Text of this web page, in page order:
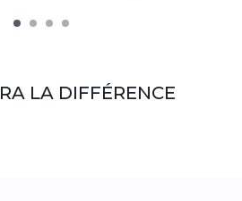
LA DIFFÉRENCE